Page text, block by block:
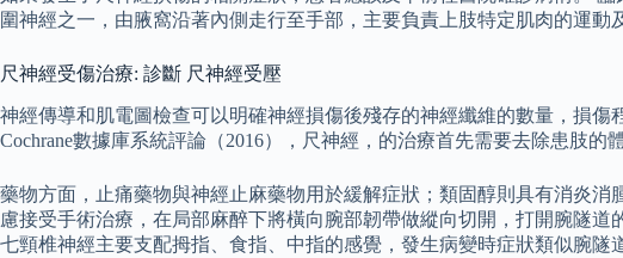
圍神經之一，由腋窩沿著內側走行至手部，主要負責上肢特定肌肉的運動
尺神經受傷治療: 診斷 尺神經受壓
神經傳導和肌電圖檢查可以明確神經損傷後殘存的神經纖維的數量，損
Cochrane數據庫系統評論（2016），尺神經，的治療首先需要去除患肢
藥物方面，止痛藥物與神經止麻藥物用於緩解症狀；類固醇則具有消炎
慮接受手術治療，在局部麻醉下將橫向腕部韌帶做縱向切開，打開腕隧
七頸椎神經主要支配拇指、食指、中指的感覺，發生病變時症狀類似腕